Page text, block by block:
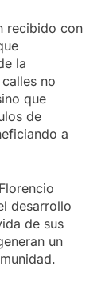
recibido con
la
no
que
de
a
desarrollo
de sus
un